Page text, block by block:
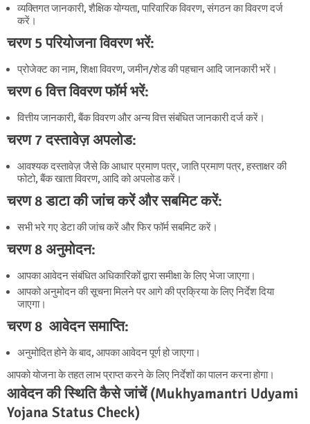
व्यक्तिगत जानकारी, शैक्षिक योग्यता, पारिवारिक विवरण, संगठन का विवरण दर्ज
करें।
चरण 5 परियोजना विवरण भरें:
प्रोजेक्ट का नाम, शिक्षा विवरण, जमीन/शेड की पहचान आदि जानकारी भरें।
चरण 6 वित्त विवरण फॉर्म भरें:
वित्तीय जानकारी, बैंक विवरण और अन्य वित्त संबंधित जानकारी दर्ज करें।
चरण 7 दस्तावेज़ अपलोड:
आवश्यक दस्तावेज़ जैसे कि आधार प्रमाण पत्र, जाति प्रमाण पत्र, हस्ताक्षर की
फोटो, बैंक खाता विवरण, आदि को अपलोड करें।
चरण 8 डाटा की जांच करें और सबमिट करें:
सभी भरे गए डेटा की जांच करें और फिर फॉर्म सबमिट करें।
चरण 8 अनुमोदन:
आपका आवेदन संबंधित अधिकारिकों द्वारा समीक्षा के लिए भेजा जाएगा।
आपको अनुमोदन की सूचना मिलने पर आगे की प्रक्रिया के लिए निर्देश दिया
जाएगा।
चरण 8 आवेदन समाप्ति:
अनुमोदित होने के बाद, आपका आवेदन पूर्ण हो जाएगा।
आपको योजना के तहत लाभ प्राप्त करने के लिए निर्देशों का पालन करना होगा।
आवेदन की स्थिति कैसे जांचें (Mukhyamantri Udyami
Yojana Status Check)